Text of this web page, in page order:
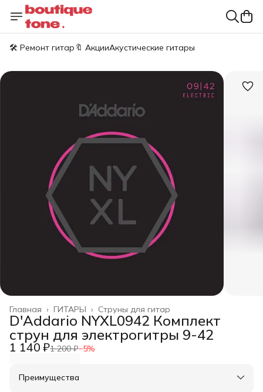
🛠️ Ремонт гитар 🔖 АкцииАкустические гитары
Струны для гитар
ГИТАРЫ ›
Главная ›
D'Addario NYXL0942 Комплект
струн для электрогитры 9-42
1 140 ₽1 200 ₽−5%
Преимущества
Оплата частями в Сплит